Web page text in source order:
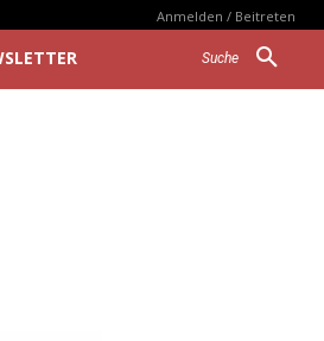
Anmelden / Beitreten
Suche